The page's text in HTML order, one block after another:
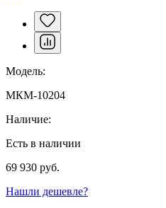
Модель:
МКМ-10204
Наличие:
Есть в наличии
69 930 руб.
Нашли дешевле?